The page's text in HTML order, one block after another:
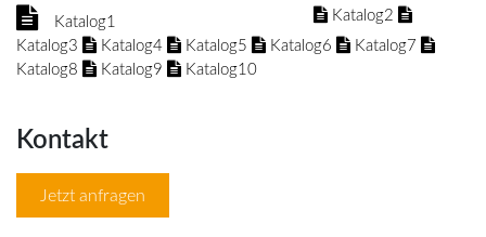
Katalog1
Katalog2
Katalog3
Katalog4 Katalog5 Katalog6
Katalog7
Katalog8
Katalog9 Katalog10
Kontakt
Jetzt anfragen